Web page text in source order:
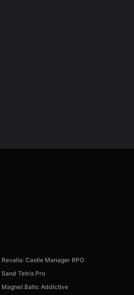
Revalia: Castle Manager RPG
Sand Tetris Pro
Magnet Balls: Addictive